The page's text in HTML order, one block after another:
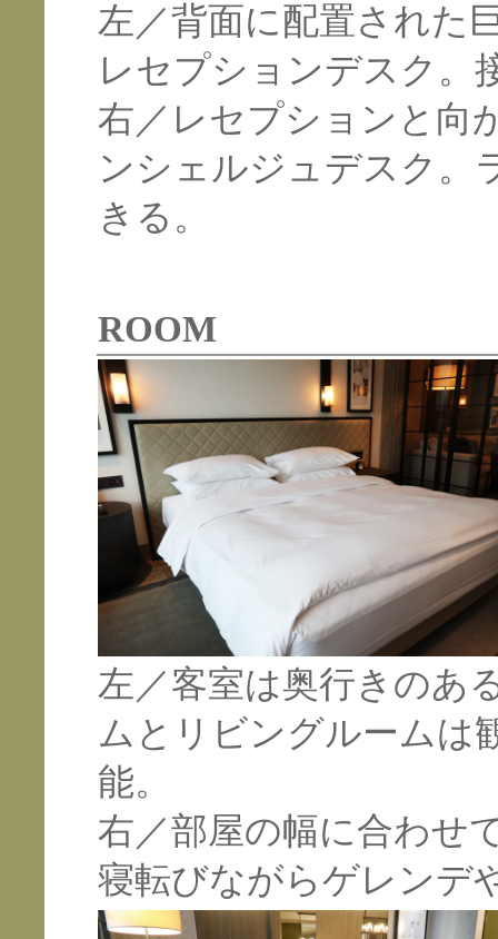
左／背面に配置された
レセプションデスク。
右／レセプションと向
ンシェルジュデスク。
きる。
ROOM
左／客室は奥行きのあ
ムとリビングルームは
能。
右／部屋の幅に合わせ
寝転びながらゲレンデ